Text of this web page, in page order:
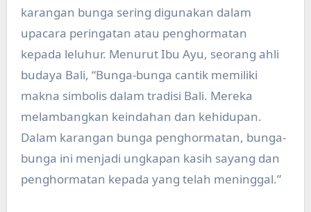
karangan bunga sering digunakan dalam
upacara peringatan atau penghormatan
kepada leluhur. Menurut Ibu Ayu, seorang ahli
budaya Bali, “Bunga-bunga cantik memiliki
makna simbolis dalam tradisi Bali. Mereka
melambangkan keindahan dan kehidupan.
Dalam karangan bunga penghormatan, bunga-
bunga ini menjadi ungkapan kasih sayang dan
penghormatan kepada yang telah meninggal.”